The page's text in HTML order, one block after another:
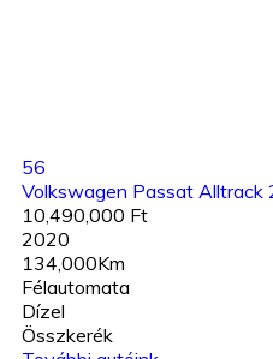
56
Volkswagen Passat Alltrack
10,490,000 Ft
2020
134,000Km
Félautomata
Dízel
Összkerék